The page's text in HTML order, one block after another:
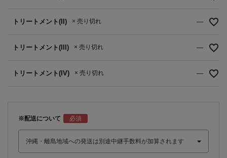
トリートメント(II) × 売り切れ —
トリートメント(III) × 売り切れ —
トリートメント(IV) × 売り切れ —
※配送について